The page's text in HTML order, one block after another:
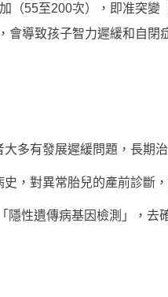
（55至200次）， 即准突變
會導致孩子智力遲緩和自閉
多有發展遲緩問題，長期
， 對異常胎兒的產前診斷，
隱性遺傳病基因檢測」， 去